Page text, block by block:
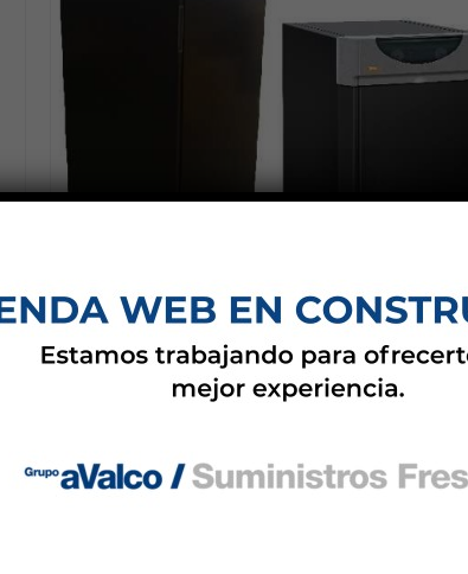
Equipos para gasoleo